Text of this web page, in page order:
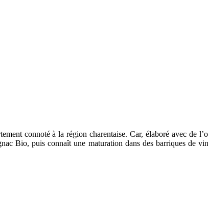
connoté à la région charentaise. Car, élaboré avec de
Bio, puis connaît une maturation dans des barriques de